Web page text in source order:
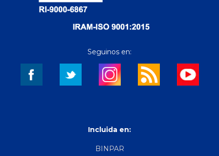
Seguinos en:
Incluida en:
BINPAR